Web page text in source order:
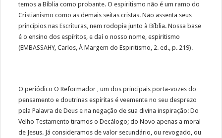
temos a Bíblia como probante. O espiritismo não é um ramo do
Cristianismo como as demais seitas cristãs. Não assenta seus
princípios nas Escrituras, nem rodopia junto à Bíblia. Nossa base
é o ensino dos espíritos, e daí o nosso nome, espiritismo
(EMBASSAHY, Carlos, À Margem do Espiritismo, 2. ed., p. 219).
O periódico O Reformador , um dos principais porta-vozes do
pensamento e doutrinas espíritas é veemente no seu desprezo
pela Palavra de Deus e na negação de sua divina inspiração: Do
Velho Testamento tiramos o Decálogo; do Novo apenas a moral
de Jesus. Já consideramos de valor secundário, ou revogado, ou